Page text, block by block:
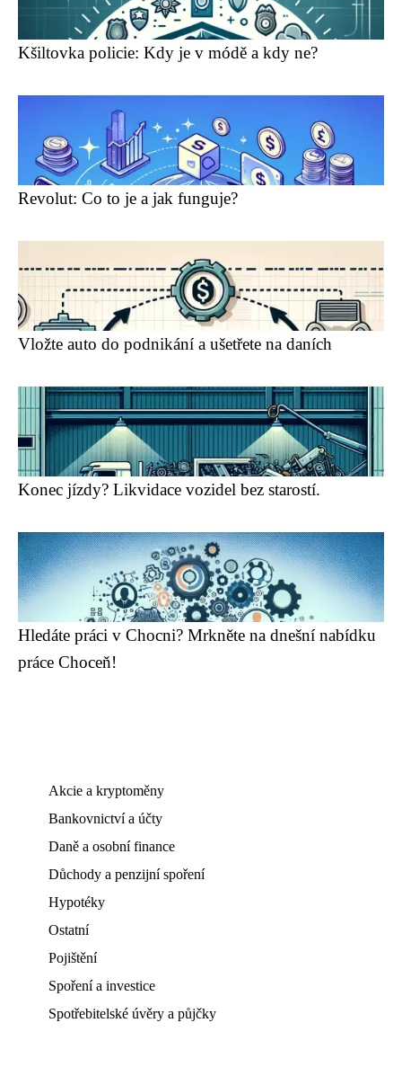
Kšiltovka policie: Kdy je v módě a kdy ne?
Revolut: Co to je a jak funguje?
Vložte auto do podnikání a ušetřete na daních
Konec jízdy? Likvidace vozidel bez starostí.
Hledáte práci v Chocni? Mrkněte na dnešní nabídku
práce Choceň!
Akcie a kryptoměny
Bankovnictví a účty
Daně a osobní finance
Důchody a penzijní spoření
Hypotéky
Ostatní
Pojištění
Spoření a investice
Spotřebitelské úvěry a půjčky